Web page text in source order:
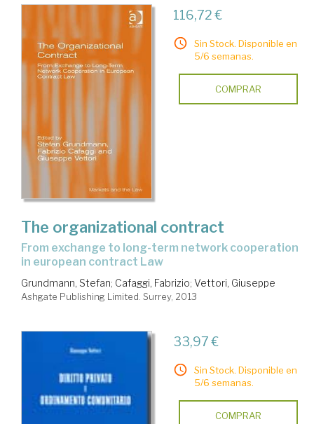
116,72 €
Sin Stock. Disponible en
5/6 semanas.
COMPRAR
The organizational contract
from exchange to long-term network cooperation
in european contract Law
Grundmann, Stefan; Cafaggi, Fabrizio; Vettori, Giuseppe
Ashgate Publishing Limited. Surrey, 2013
33,97 €
Sin Stock. Disponible en
5/6 semanas.
COMPRAR